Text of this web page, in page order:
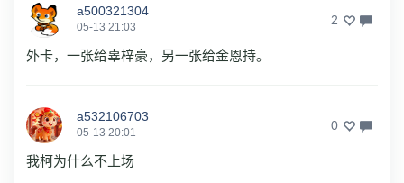
a500321304
05-13 21:03 2
外卡，一张给辜梓豪，另一张给金恩持。
a532106703
05-13 20:01 0
我柯为什么不上场